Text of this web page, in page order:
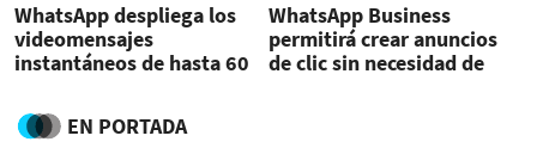
WhatsApp despliega los
videomensajes
instantáneos de hasta 60
WhatsApp Business
permitirá crear anuncios
de clic sin necesidad de
EN PORTADA